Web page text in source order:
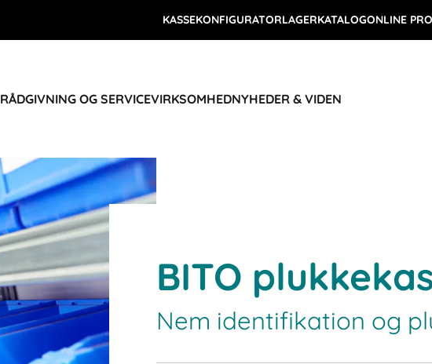
KASSEKONFIGURATORLAGERKATALOGONLINE
RÅDGIVNING OG SERVICEVIRKSOMHEDNYHEDER & VIDEN
BITO
Nem identifikation og